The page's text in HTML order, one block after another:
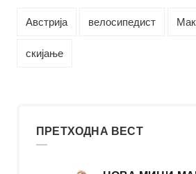
Австрија велосипедист
скијање
ПРЕТХОДНА ВЕСТ